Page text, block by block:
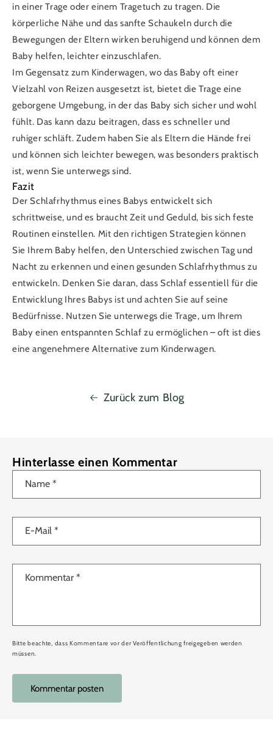
in einer Trage oder einem Tragetuch zu tragen. Die
körperliche Nähe und das sanfte Schaukeln durch die
Bewegungen der Eltern wirken beruhigend und können dem
Baby helfen, leichter einzuschlafen.
Im Gegensatz zum Kinderwagen, wo das Baby oft einer
Vielzahl von Reizen ausgesetzt ist, bietet die Trage eine
geborgene Umgebung, in der das Baby sich sicher und wohl
fühlt. Das kann dazu beitragen, dass es schneller und
ruhiger schläft. Zudem haben Sie als Eltern die Hände frei
und können sich leichter bewegen, was besonders praktisch
ist, wenn Sie unterwegs sind.
Fazit
Der Schlafrhythmus eines Babys entwickelt sich
schrittweise, und es braucht Zeit und Geduld, bis sich feste
Routinen einstellen. Mit den richtigen Strategien können
Sie Ihrem Baby helfen, den Unterschied zwischen Tag und
Nacht zu erkennen und einen gesunden Schlafrhythmus zu
entwickeln. Denken Sie daran, dass Schlaf essentiell für die
Entwicklung Ihres Babys ist und achten Sie auf seine
Bedürfnisse. Nutzen Sie unterwegs die Trage, um Ihrem
Baby einen entspannten Schlaf zu ermöglichen – oft ist dies
eine angenehmere Alternative zum Kinderwagen.
Zurück zum Blog
Hinterlasse einen Kommentar
Name *
E-Mail *
Kommentar *
Bitte beachte, dass Kommentare vor der Veröffentlichung freigegeben werden
müssen.